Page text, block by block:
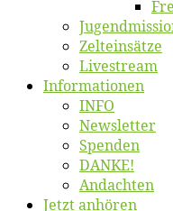
Zelt­ein­sät­ze
Live­stream
Informatio­nen
INFO
News­let­ter
Spen­den
DANKE!
An­dach­ten
Jetzt an­hö­ren